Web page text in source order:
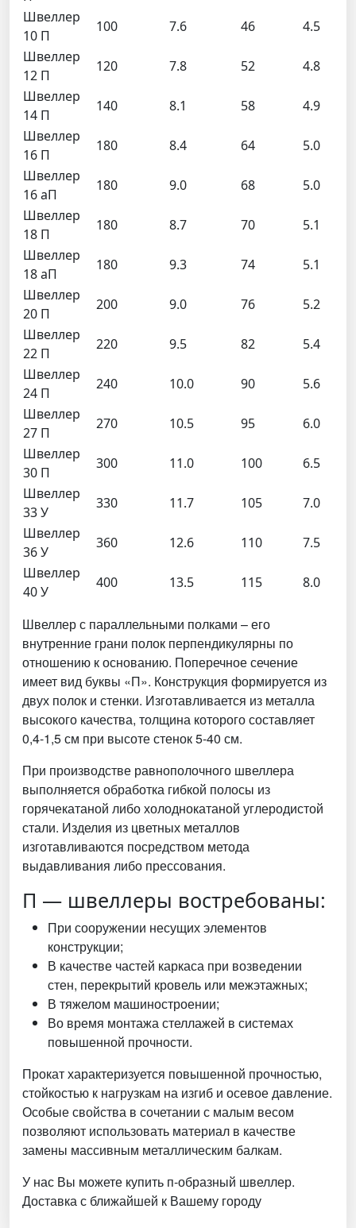
Швеллер
10 П
100 7.6 46
4.5
Швеллер
12 П
120 7.8 52
4.8
Швеллер
14 П
140 8.1 58
4.9
Швеллер
16 П
180 8.4 64
5.0
Швеллер
16 аП
180 9.0 68
5.0
Швеллер
18 П
180 8.7 70
5.1
Швеллер
18 аП
180 9.3 74
5.1
Швеллер
20 П
200 9.0 76
5.2
Швеллер
22 П
220 9.5 82
5.4
Швеллер
24 П
240 10.0 90
5.6
Швеллер
27 П
270 10.5 95
6.0
Швеллер
30 П
300 11.0 100
6.5
Швеллер
33 У
330 11.7 105
7.0
Швеллер
36 У
360 12.6 110
7.5
Швеллер
40 У
400 13.5 115 8.0
Швеллер с параллельными полками – его
внутренние грани полок перпендикулярны по
отношению к основанию. Поперечное сечение
имеет вид буквы «П». Конструкция формируется из
двух полок и стенки. Изготавливается из металла
высокого качества, толщина которого составляет
0,4-1,5 см при высоте стенок 5-40 см.
При производстве равнополочного швеллера
выполняется обработка гибкой полосы из
горячекатаной либо холоднокатаной углеродистой
стали. Изделия из цветных металлов
изготавливаются посредством метода
выдавливания либо прессования.
П — швеллеры востребованы:
При сооружении несущих элементов
конструкции;
В качестве частей каркаса при возведении
стен, перекрытий кровель или межэтажных;
В тяжелом машиностроении;
Во время монтажа стеллажей в системах
повышенной прочности.
Прокат характеризуется повышенной прочностью,
стойкостью к нагрузкам на изгиб и осевое давление.
Особые свойства в сочетании с малым весом
позволяют использовать материал в качестве
замены массивным металлическим балкам.
У нас Вы можете купить п-образный швеллер.
Доставка с ближайшей к Вашему городу